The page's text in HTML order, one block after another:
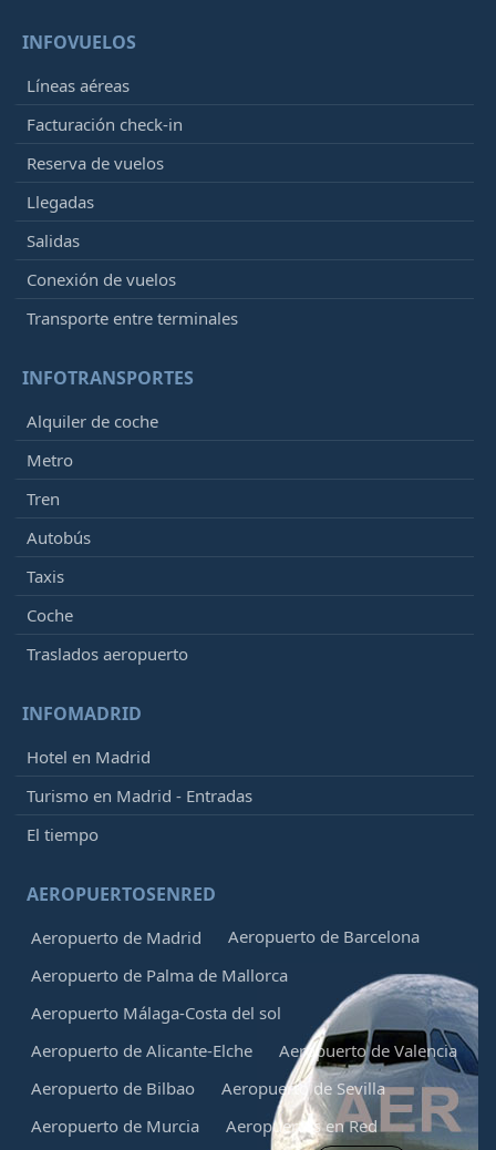
INFOVUELOS
Líneas aéreas
Facturación check-in
Reserva de vuelos
Llegadas
Salidas
Conexión de vuelos
Transporte entre terminales
INFOTRANSPORTES
Alquiler de coche
Metro
Tren
Autobús
Taxis
Coche
Traslados aeropuerto
INFOMADRID
Hotel en Madrid
Turismo en Madrid - Entradas
El tiempo
AEROPUERTOSENRED
Aeropuerto de Madrid
Aeropuerto de Barcelona
Aeropuerto de Palma de Mallorca
Aeropuerto Málaga-Costa del sol
Aeropuerto de Alicante-Elche
Aeropuerto de Valencia
Aeropuerto de Bilbao
Aeropuerto de Sevilla
Aeropuerto de Murcia
Aeropuertos en Red